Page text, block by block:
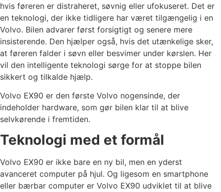
hvis føreren er distraheret, søvnig eller ufokuseret. Det er
en teknologi, der ikke tidligere har været tilgængelig i en
Volvo. Bilen advarer først forsigtigt og senere mere
insisterende. Den hjælper også, hvis det utænkelige sker,
at føreren falder i søvn eller besvimer under kørslen. Her
vil den intelligente teknologi sørge for at stoppe bilen
sikkert og tilkalde hjælp.
Volvo EX90 er den første Volvo nogensinde, der
indeholder hardware, som gør bilen klar til at blive
selvkørende i fremtiden.
Teknologi med et formål
Volvo EX90 er ikke bare en ny bil, men en yderst
avanceret computer på hjul. Og ligesom en smartphone
eller bærbar computer er Volvo EX90 udviklet til at blive